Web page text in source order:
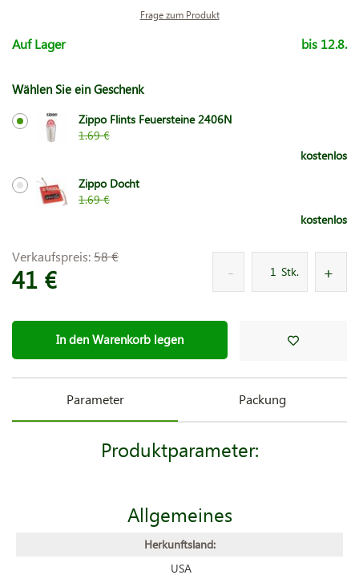
Frage zum Produkt
Auf Lager bis 12.8.
Wählen Sie ein Geschenk
Zippo Flints Feuersteine 2406N
1.69 €
kostenlos
Zippo Docht
1.69 €
kostenlos
Verkaufspreis:58 €
41 € Stk.
In den Warenkorb legen
Parameter Packung
Produktparameter:
Allgemeines
Herkunftsland:
USA